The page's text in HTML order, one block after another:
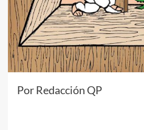
Por Redacción QP